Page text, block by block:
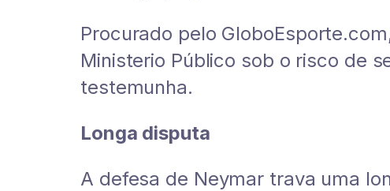
Procurado pelo
Ministerio Público sob o risco de
testemunha.
Longa disputa
A defesa de Neymar trava uma